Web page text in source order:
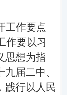
工作要点
作要以习
思想为指
届二中、
践行以人民